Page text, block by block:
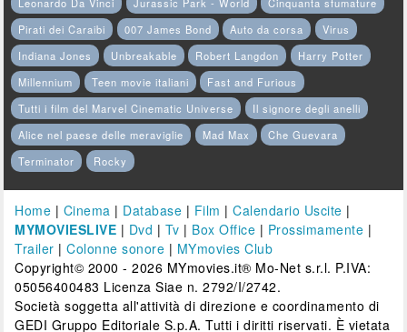
Pirati dei Caraibi
007 James Bond Auto da corsa
Virus
Indiana Jones
Unbreakable Robert Langdon
Harry Potter
Millennium
Teen movie italiani
Fast and Furious
Tutti i film del Marvel Cinematic Universe
Il signore degli anelli
Alice nel paese delle meraviglie
Mad Max
Che Guevara
Terminator
Rocky
Home | Cinema | Database | Film |Calendario Uscite |
MYMOVIESLIVE | Dvd | Tv | Box Office | Prossimamente |
Trailer |Colonne sonore | MYmovies Club
Copyright© 2000 - 2026 MYmovies.it® Mo-Net s.r.l. P.IVA:
05056400483 Licenza Siae n. 2792/I/2742.
Società soggetta all'attività di direzione e coordinamento di
GEDI Gruppo Editoriale S.p.A. Tutti i diritti riservati. È vietata